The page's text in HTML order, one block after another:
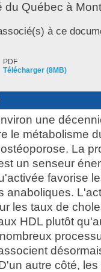
du Québec à
à ce
PDF
Télécharger (8MB)
une
le métabolisme
La
un senseur
favorise
anaboliques.
les taux de
HDL plutôt
autre côté,